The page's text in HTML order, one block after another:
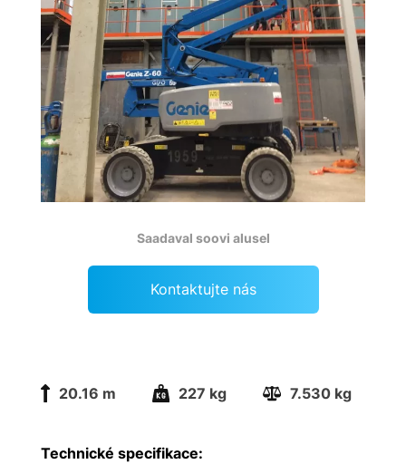
Saadaval soovi alusel
Kontaktujte nás
20.16 m 227 kg 7.530 kg
Technické specifikace: